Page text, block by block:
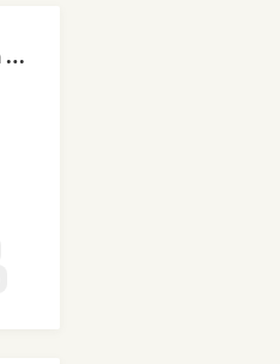
POV: I'm in my Villain Era